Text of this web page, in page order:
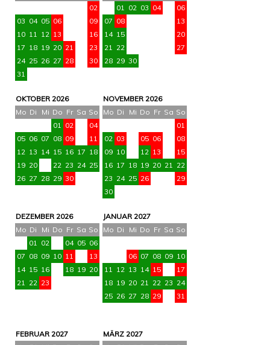
02
03 04 05 06
09
10 11 12 13
16
17 18 19 20 21
23
24 25 26 27 28
30
31
01 02 03 04
06
07 08
13
14 15
20
21 22
27
28 29 30
OKTOBER 2026
Mo Di Mi Do Fr Sa So
01 02
04
05 06 07 08 09
11
12 13 14 15 16 17 18
19 20 22 23 24 25
26 27 28 29 30
NOVEMBER 2026
Mo Di Mi Do Fr Sa So
01
02 03 05 06
08
09 10 12 13
15
16 17 18 19 20 21 22
23 24 25 26
29
30
DEZEMBER 2026
Mo Di Mi Do Fr Sa So
01 02 04 05 06
07 08 09 10 11
13
14 15 16 18 19 20
21 22 23
JANUAR 2027
Mo Di Mi Do Fr Sa So
06 07 08 09 10
11 12 13 14 15
17
18 19 20 21 22 23 24
25 26 27 28 29 31
FEBRUAR 2027
MÄRZ 2027